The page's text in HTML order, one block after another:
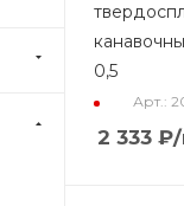
0,5
Арт.:
2 333 ₽